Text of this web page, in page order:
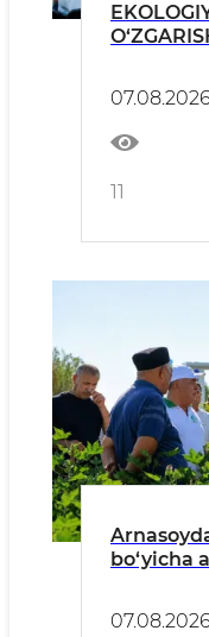
07.08.2026
11
bo‘yicha
07.08.2026